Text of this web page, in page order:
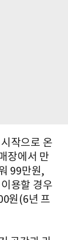
작으로 온
장에서 만
99만원,
용할 경우
원(6년 프